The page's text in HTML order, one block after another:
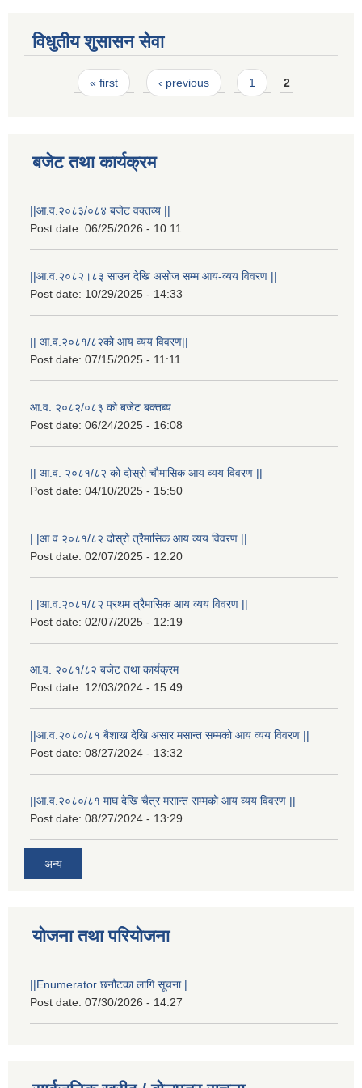
विधुतीय शुसासन सेवा
Pages« first ‹ previous 1 2
बजेट तथा कार्यक्रम
||आ.व.२०८३/०८४ बजेट वक्तव्य ||
Post date: 06/25/2026 - 10:11
||आ.व.२०८२।८३ साउन देखि असोज सम्म आय-व्यय विवरण ||
Post date: 10/29/2025 - 14:33
|| आ.व.२०८१/८२को आय व्यय विवरण||
Post date: 07/15/2025 - 11:11
आ.व. २०८२/०८३ को बजेट बक्तब्य
Post date: 06/24/2025 - 16:08
|| आ.व. २०८१/८२ को दोस्रो चौमासिक आय व्यय विवरण ||
Post date: 04/10/2025 - 15:50
| |आ.व.२०८१/८२ दोस्रो त्रैमासिक आय व्यय विवरण ||
Post date: 02/07/2025 - 12:20
| |आ.व.२०८१/८२ प्रथम त्रैमासिक आय व्यय विवरण ||
Post date: 02/07/2025 - 12:19
आ.व. २०८१/८२ बजेट तथा कार्यक्रम
Post date: 12/03/2024 - 15:49
||आ.व.२०८०/८१ बैशाख देखि असार मसान्त सम्मको आय व्यय विवरण ||
Post date: 08/27/2024 - 13:32
||आ.व.२०८०/८१ माघ देखि चैत्र मसान्त सम्मको आय व्यय विवरण ||
Post date: 08/27/2024 - 13:29
अन्य
योजना तथा परियोजना
||Enumerator छनौटका लागि सूचना |
Post date: 07/30/2026 - 14:27